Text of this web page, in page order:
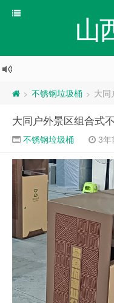
山
> 不锈钢垃圾桶 > 大同
大同户外景区组合式
不锈钢垃圾桶 3年